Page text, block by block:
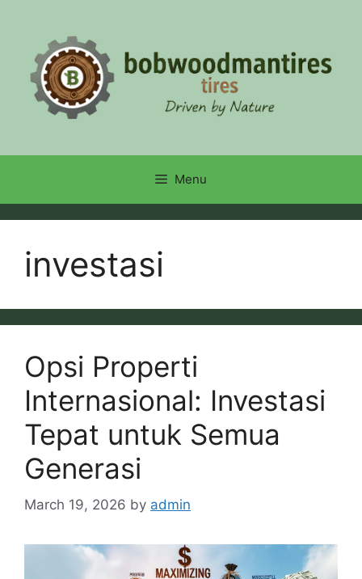
content
Menu
investasi
Opsi Properti
Internasional: Investasi
Tepat untuk Semua
Generasi
March 19, 2026 by admin